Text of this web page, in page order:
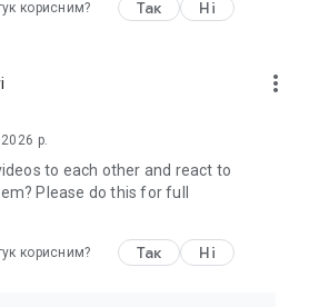
корисним? Так Ні
more_vert
р.
to each other and react to
Please do this for full
корисним? Так Ні